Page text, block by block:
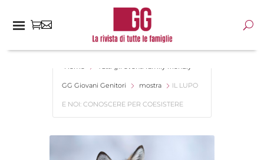
Home Tutti gli eventi family friendly -
GG Giovani Genitori mostra IL LUPO
E NOI: CONOSCERE PER COESISTERE